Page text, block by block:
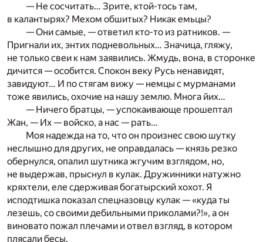
— Не сосчитать… Зрите, ктой-тось там,
в калантырях? Мехом обшитых? Никак емьцы?
— Они самые, — ответил кто-то из ратников. —
Пригнали их, энтих подневольных… Значица, гляжу,
не только свеи к нам заявились. Жмудь, вона, в сторонке
дичится — особится. Спокон веку Русь ненавидят,
завидуют… И по стягам вижу — немцы с мурманами
тоже явились, охочие на нашу землю. Многа йих…
— Ничего братцы, — успокаивающе прошептал
Жан, — Их — войско, а нас — рать…
Моя надежда на то, что он произнес свою шутку
неслышно для других, не оправдалась — князь резко
обернулся, опалил шутника жгучим взглядом, но,
не выдержав, прыснул в кулак. Дружинники натужно
кряхтели, еле сдерживая богатырский хохот. Я
исподтишка показал спецназовцу кулак — «куда ты
лезешь, со своими дебильными приколами?!», а он
виновато пожал плечами и отвел взгляд, в котором
плясали бесы.